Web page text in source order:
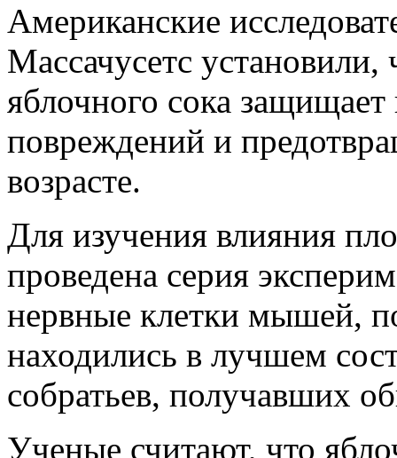
Американские
Массачусетс установили,
яблочного сока защищает
повреждений и
возрасте.
Для изучения влияния
проведена серия
нервные клетки мышей,
находились в лучшем
собратьев, получавших
Ученые считают, что